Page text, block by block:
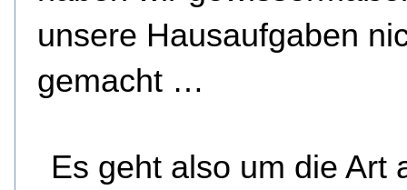
unsere Hausaufgaben
gemacht …
Es geht also um die Art